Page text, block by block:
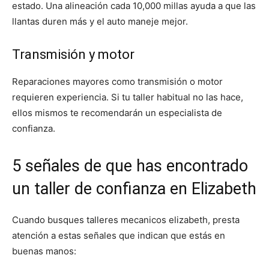
estado. Una alineación cada 10,000 millas ayuda a que las
llantas duren más y el auto maneje mejor.
Transmisión y motor
Reparaciones mayores como transmisión o motor
requieren experiencia. Si tu taller habitual no las hace,
ellos mismos te recomendarán un especialista de
confianza.
5 señales de que has encontrado
un taller de confianza en Elizabeth
Cuando busques talleres mecanicos elizabeth, presta
atención a estas señales que indican que estás en
buenas manos: